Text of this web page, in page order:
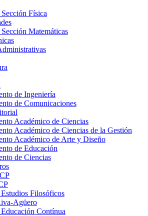
Física
Matemáticas
de Ingeniería
de Comunicaciones
Académico de Ciencias
Académico de Ciencias de la Gestión
Académico de Arte y Diseño
de Educación
de Ciencias
Filosóficos
Agüero
Contínua